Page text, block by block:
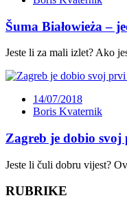
Šuma Białowieża –
Jeste li za mali izlet? Ako
14/07/2018
Boris Kvaternik
Zagreb je dobio
Jeste li čuli dobru vijest?
RUBRIKE